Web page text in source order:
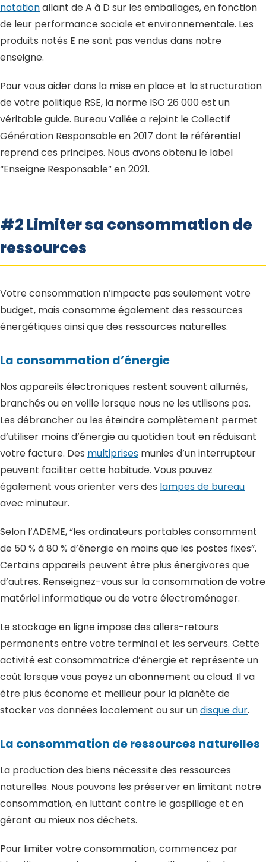
notationallant de A à D sur les emballages, en fonction
de leur performance sociale et environnementale. Les
produits notés E ne sont pas vendus dans notre
enseigne.
Pour vous aider dans la mise en place et la structuration
de votre politique RSE, la norme ISO 26 000 est un
véritable guide. Bureau Vallée a rejoint le Collectif
Génération Responsable en 2017 dont le référentiel
reprend ces principes. Nous avons obtenu le label
“Enseigne Responsable” en 2021.
#2 Limiter sa consommation de
ressources
Votre consommation n’impacte pas seulement votre
budget, mais consomme également des ressources
énergétiques ainsi que des ressources naturelles.
La consommation d’énergie
Nos appareils électroniques restent souvent allumés,
branchés ou en veille lorsque nous ne les utilisons pas.
Les débrancher ou les éteindre complètement permet
d’utiliser moins d’énergie au quotidien tout en réduisant
votre facture. Des multiprises munies d’un interrupteur
peuvent faciliter cette habitude. Vous pouvez
également vous orienter vers des lampes de bureau
avec minuteur.
Selon l’ADEME, “les ordinateurs portables consomment
de 50 % à 80 % d’énergie en moins que les postes fixes”.
Certains appareils peuvent être plus énergivores que
d’autres. Renseignez-vous sur la consommation de votre
matériel informatique ou de votre électroménager.
Le stockage en ligne impose des allers-retours
permanents entre votre terminal et les serveurs. Cette
activité est consommatrice d’énergie et représente un
coût lorsque vous payez un abonnement au cloud. Il va
être plus économe et meilleur pour la planète de
stocker vos données localement ou sur undisque dur.
La consommation de ressources naturelles
La production des biens nécessite des ressources
naturelles. Nous pouvons les préserver en limitant notre
consommation, en luttant contre le gaspillage et en
gérant au mieux nos déchets.
Pour limiter votre consommation, commencez par